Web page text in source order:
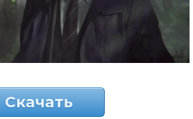
Скачать